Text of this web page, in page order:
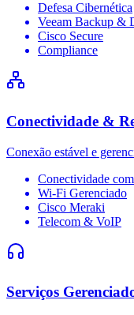
Defesa Cibernética
Veeam Backup &
Cisco Secure
Compliance
Conectividade &
Conexão estável e
Conectividade
Wi-Fi Gerenciado
Cisco Meraki
Telecom & VoIP
Serviços